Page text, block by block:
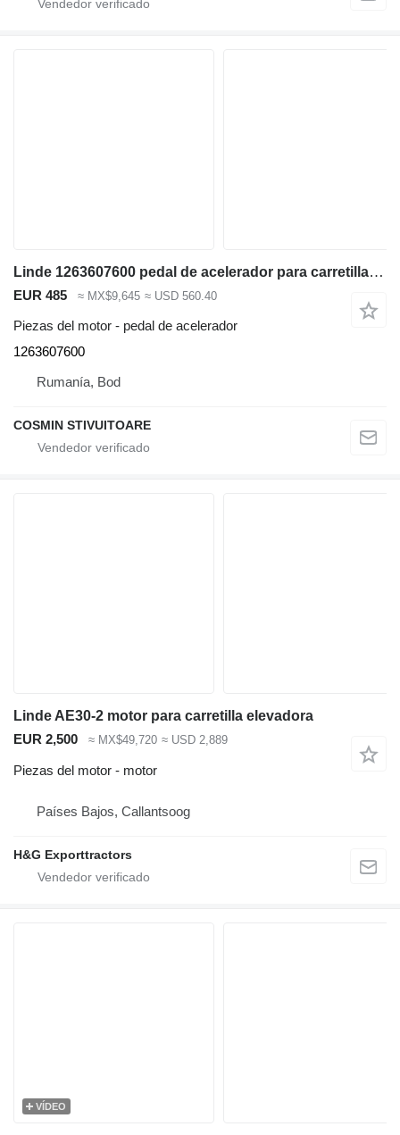
Linde 1263607600 pedal de acelerador para carretilla diésel
EUR 485 ≈ MX$9,645 ≈ USD 560.40
Piezas del motor - pedal de acelerador
1263607600
Rumanía, Bod
COSMIN STIVUITOARE
Linde AE30-2 motor para carretilla elevadora
EUR 2,500
≈ MX$49,720 ≈ USD 2,889
Piezas del motor - motor
Países Bajos, Callantsoog
H&G Exporttractors
VÍDEO